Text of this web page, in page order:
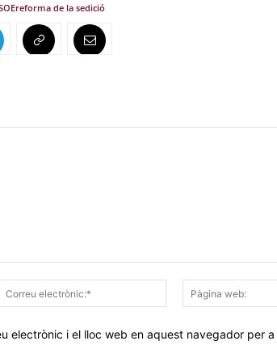
reforma de la sedició
Correu
electrònic:*
electrònic i el lloc web en aquest navegador per